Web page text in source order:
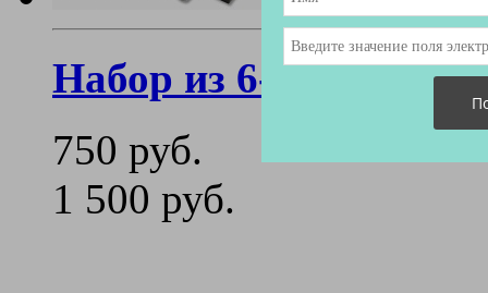
Набор из 6-ти
750 руб.
1 500 руб.